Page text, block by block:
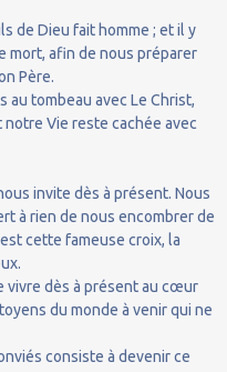
de Dieu fait homme ; et il y
mort, afin de nous préparer
Père.
au tombeau avec Le Christ,
Vie reste cachée avec
invite dès à présent. Nous
à rien de nous encombrer de
cette fameuse croix, la
vivre dès à présent au cœur
du monde à venir qui ne
consiste à devenir ce